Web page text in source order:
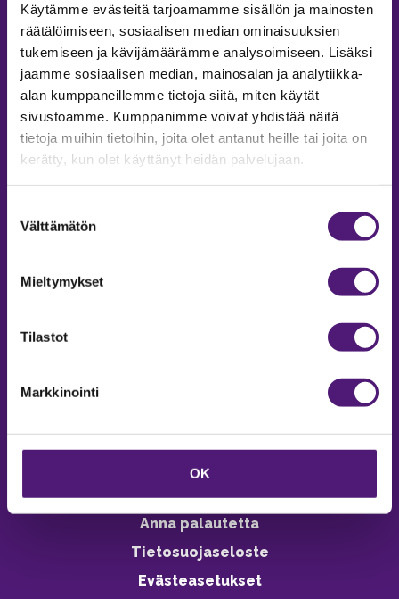
Käytämme evästeitä tarjoamamme sisällön ja mainosten
räätälöimiseen, sosiaalisen median ominaisuuksien
tukemiseen ja kävijämäärämme analysoimiseen. Lisäksi
jaamme sosiaalisen median, mainosalan ja analytiikka-
alan kumppaneillemme tietoja siitä, miten käytät
sivustoamme. Kumppanimme voivat yhdistää näitä
tietoja muihin tietoihin, joita olet antanut heille tai joita on
kerätty, kun olet käyttänyt heidän palvelujaan.
valinta
Välttämätön
Mieltymykset
Tilastot
Markkinointi
OK
MAJOITUS
Tiedustelut & Varaukset
Vastuullisuus
Ympäristöohjelma
Avoimet työpaikat
Anna palautetta
Tietosuojaseloste
Evästeasetukset